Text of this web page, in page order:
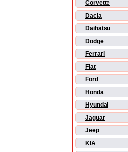
Corvette
Dacia
Daihatsu
Dodge
Ferrari
Fiat
Ford
Honda
Hyundai
Jaguar
Jeep
KIA